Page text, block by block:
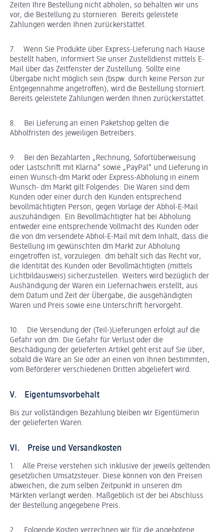
Zeiten Ihre Bestellung nicht abholen, so behalten wir uns
vor, die Bestellung zu stornieren. Bereits geleistete
Zahlungen werden Ihnen zurückerstattet.
7. Wenn Sie Produkte über Express-Lieferung nach Hause
bestellt haben, informiert Sie unser Zustelldienst mittels E-
Mail über das Zeitfenster der Zustellung. Sollte eine
Übergabe nicht möglich sein (bspw. durch keine Person zur
Entgegennahme angetroffen), wird die Bestellung storniert.
Bereits geleistete Zahlungen werden Ihnen zurückerstattet.
8. Bei Lieferung an einen Paketshop gelten die
Abholfristen des jeweiligen Betreibers.
9. Bei den Bezahlarten „Rechnung, Sofortüberweisung
oder Lastschrift mit Klarna“ sowie „PayPal“ und Lieferung in
einen Wunsch-dm Markt oder Express-Abholung in einem
Wunsch- dm Markt gilt Folgendes: Die Waren sind dem
Kunden oder einer durch den Kunden entsprechend
bevollmächtigten Person, gegen Vorlage der Abhol-E-Mail
auszuhändigen. Ein Bevollmächtigter hat bei Abholung
entweder eine entsprechende Vollmacht des Kunden oder
die von dm versendete Abhol-E-Mail mit dem Inhalt, dass die
Bestellung im gewünschten dm Markt zur Abholung
eingetroffen ist, vorzulegen. dm behält sich das Recht vor,
die Identität des Kunden oder Bevollmächtigten (mittels
Lichtbildausweis) sicherzustellen. Weiters wird bezüglich der
Aushändigung der Waren ein Liefernachweis erstellt, aus
dem Datum und Zeit der Übergabe, die ausgehändigten
Waren und Preis sowie eine Unterschrift hervorgeht.
10. Die Versendung der (Teil-)Lieferungen erfolgt auf die
Gefahr von dm. Die Gefahr für Verlust oder die
Beschädigung der gelieferten Artikel geht erst auf Sie über,
sobald die Ware an Sie oder an einen von Ihnen bestimmten,
vom Beförderer verschiedenen Dritten abgeliefert wird.
V. Eigentumsvorbehalt
Bis zur vollständigen Bezahlung bleiben wir Eigentümerin
der gelieferten Waren.
VI. Preise und Versandkosten
1. Alle Preise verstehen sich inklusive der jeweils geltenden
gesetzlichen Umsatzsteuer. Diese können von den Preisen
abweichen, die zum selben Zeitpunkt in unseren dm
Märkten verlangt werden. Maßgeblich ist der bei Abschluss
der Bestellung angegebene Preis.
2. Folgende Kosten verrechnen wir für die angebotene